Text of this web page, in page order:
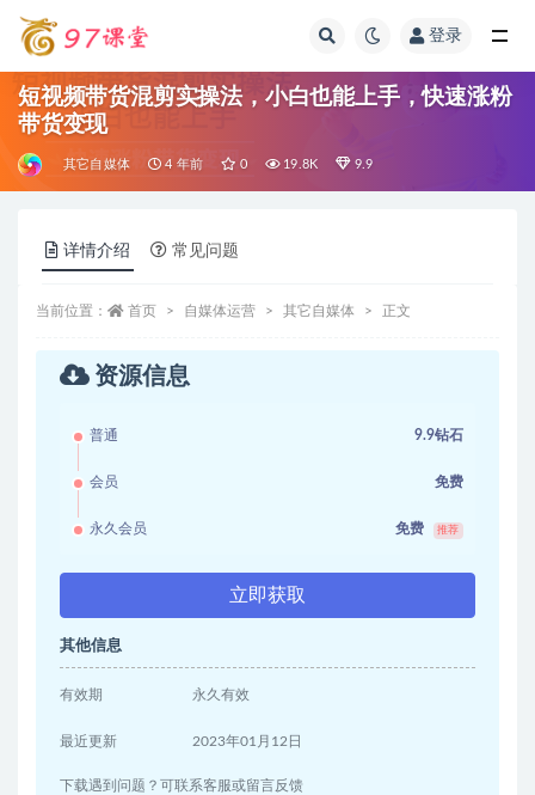
登录
短视频带货混剪实操法，小白也能上手，快速涨粉
带货变现
其它自媒体 4 年前 0 19.8K 9.9
详情介绍 常见问题
当前位置： 首页 自媒体运营 其它自媒体 正文
资源信息
普通 9.9钻石
会员 免费
永久会员 免费 推荐
立即获取
其他信息
有效期 永久有效
最近更新 2023年01月12日
下载遇到问题？可联系客服或留言反馈